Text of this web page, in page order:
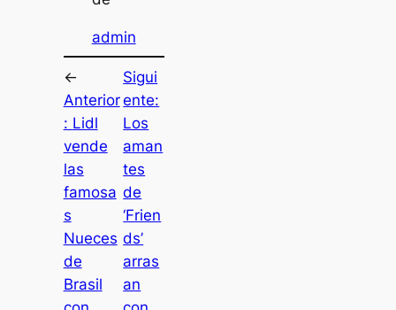
admin
←
Anterior
: Lidl
vende
las
famosa
s
Nueces
de
Brasil
Sigui
ente:
Los
aman
tes
de
‘Frien
ds’
arras
an